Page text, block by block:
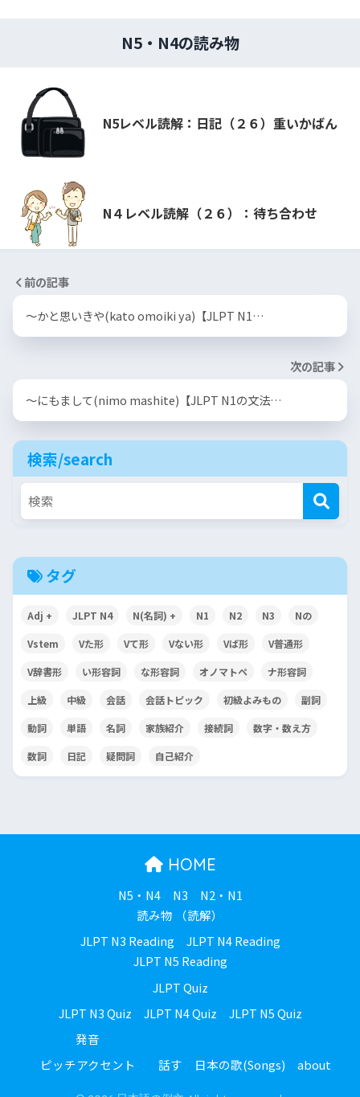
N5・N4の読み物
N5レベル読解：日記（２６）重いかばん
N４レベル読解（２６）：待ち合わせ
前の記事
～かと思いきや(kato omoiki ya)【JLPT N1…
次の記事
〜にもまして(nimo mashite)【JLPT N1の文法…
検索/search
タグ
Adj + JLPT N4 N(名詞) + N1 N2 N3 Nの
Vstem Vた形 Vて形 Vない形 Vば形 V普通形
V辞書形 い形容詞 な形容詞 オノマトペ ナ形容詞
上級 中級 会話 会話トピック 初級よみもの 副詞
動詞 単語 名詞 家族紹介 接続詞 数字・数え方
数詞 日記 疑問詞 自己紹介
HOME
N5・N4 N3
N2・N1
読み物 （読解）
JLPT N3 Reading
JLPT N4 Reading
JLPT N5 Reading
JLPT Quiz
JLPT N3 Quiz
JLPT N4 Quiz
JLPT N5 Quiz
発音
ピッチアクセント
話す 日本の歌(Songs) about